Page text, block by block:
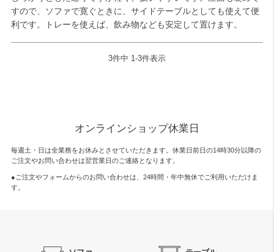
すので、ソファで寛ぐときに、サイドテーブルとしても使えて便
利です。トレーを使えば、飲み物なども安定して置けます。
3件中 1-3件表示
オンラインショップ休業日
毎週土・日は全業務をお休みとさせていただきます。休業日前日の14時30分以降の
ご注文やお問い合わせは翌営業日のご連絡となります。
●ご注文やフォームからのお問い合わせは、 24時間・年中無休でご利用いただけま
す。